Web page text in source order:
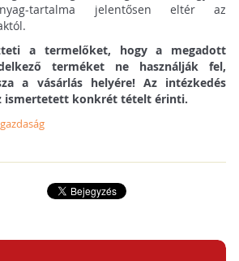
tartalma jelentősen eltér az
a termelőket, hogy a megadott
terméket ne használják fel,
a vásárlás helyére! Az intézkedés
ismertetett konkrét tételt érinti.